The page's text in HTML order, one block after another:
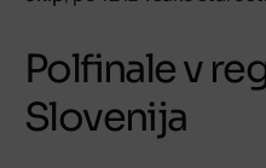
Polfinale v
Slovenija